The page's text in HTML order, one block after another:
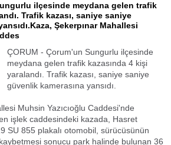
ilçesinde meydana gelen trafik
Trafik kazası, saniye saniye
Şekerpınar Mahallesi
ÇORUM - Çorum'un Sungurlu ilçesinde
meydana gelen trafik kazasında 4 kişi
yaralandı. Trafik kazası, saniye saniye
güvenlik kamerasına yansıdı.
Muhsin Yazıcıoğlu Caddesi'nde
işlek caddesindeki kazada, Hasret
SU 855 plakalı otomobil, sürücüsünün
sonucu park halinde bulunan 36